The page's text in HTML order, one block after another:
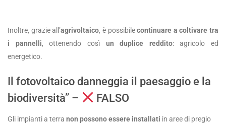
Inoltre, grazie all’agrivoltaico, è possibilecontinuare a coltivare tra
i pannelli, ottenendo così un duplice reddito: agricolo ed
energetico.
Il fotovoltaico danneggia il paesaggio e la
biodiversità” –
FALSO
Gli impianti a terra non possono essere installati in aree di pregio